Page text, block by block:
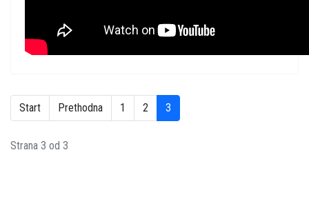
Start Prethodna 1 2 3
Strana 3 od 3